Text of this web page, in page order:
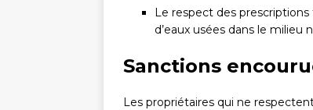
Le respect des
d’eaux usées dans le milieu
Sanctions
Les propriétaires qui ne